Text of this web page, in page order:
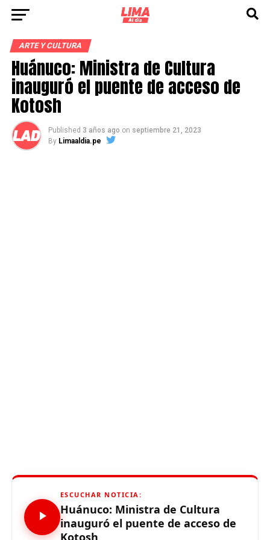
ARTE Y CULTURA
Huánuco: Ministra de Cultura
inauguró el puente de acceso de
Kotosh
Published 3 años ago on septiembre 21, 2023
By Limaaldia.pe
ESCUCHAR NOTICIA:
Huánuco: Ministra de Cultura
inauguró el puente de acceso de
Kotosh